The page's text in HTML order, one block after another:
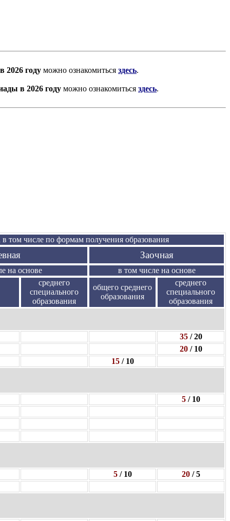
в 2026 году можно ознакомиться здесь.
в 2026 году можно ознакомиться здесь.
том числе по формам получения образования
Заочная
на основе
в том числе на основе
среднего
специального
образования
общего среднего
образования
среднего
специального
образования
35/ 20
20/ 10
15/ 10
5/ 10
5/ 10 20/ 5